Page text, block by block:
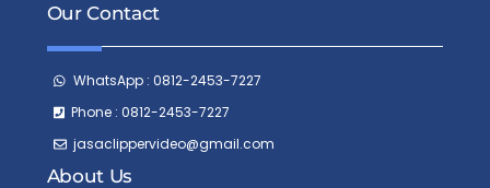
Our Contact
WhatsApp : 0812-2453-7227
Phone : 0812-2453-7227
jasaclippervideo@gmail.com
About Us